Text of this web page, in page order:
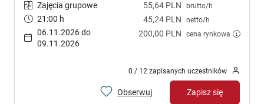
55,64 PLN brutto/h
45,24 PLN netto/h
200,00 PLN cena rynkowa
Zajęcia grupowe
21:00 h
06.11.2026 do
09.11.2026
0 / 12 zapisanych uczestników
Obserwuj Zapisz się